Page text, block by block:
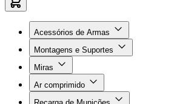
Acessórios de Armas
Montagens e Suportes
Miras
Ar comprimido